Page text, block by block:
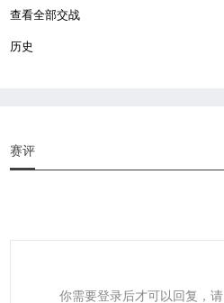
查看全部交战
历史
赛评
你需要登录后才可以回复，请